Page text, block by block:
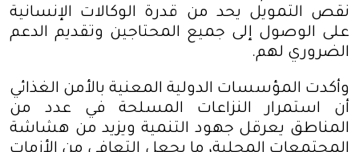
نقص التمويل يحد من قدرة الوكالات الإنسانية
على الوصول إلى جميع المحتاجين وتقديم الدعم
الضروري لهم.
وأكدت المؤسسات الدولية المعنية بالأمن الغذائي
أن استمرار النزاعات المسلحة في عدد من
المناطق يعرقل جهود التنمية ويزيد من هشاشة